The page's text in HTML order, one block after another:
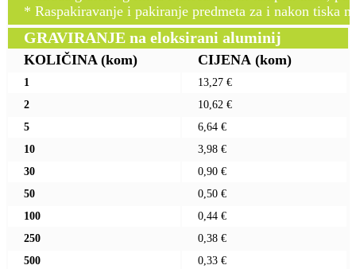
* Raspakiravanje i pakiranje predmeta za i nakon tiska
GRAVIRANJE na eloksirani aluminij
KOLIČINA (kom) CIJENA (kom)
1
13,27 €
2
10,62 €
5
6,64 €
10
3,98 €
30
0,90 €
50
0,50 €
100
0,44 €
250
0,38 €
500
0,33 €